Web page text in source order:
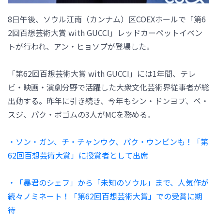
8日午後、ソウル江南（カンナム）区COEXホールで「第6
2回百想芸術大賞 with GUCCI」レッドカーペットイベン
トが行われ、アン・ヒョソプが登場した。
「第62回百想芸術大賞 with GUCCI」には1年間、テレ
ビ・映画・演劇分野で活躍した大衆文化芸術界従事者が総
出動する。昨年に引き続き、今年もシン・ドンヨプ、ペ・
スジ、パク・ボゴムの3人がMCを務める。
・ソン・ガン、チ・チャンウク、パク・ウンビンも！「第
62回百想芸術大賞」に授賞者として出席
・「暴君のシェフ」から「未知のソウル」まで、人気作が
続々ノミネート！「第62回百想芸術大賞」での受賞に期
待